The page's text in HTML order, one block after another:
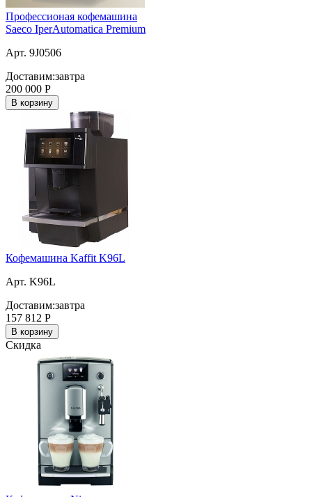
Профессионая кофемашина
Saeco IperAutomatica Premium
Арт. 9J0506
Доставим:завтра
200 000 Р
В корзину
Кофемашина Kaffit K96L
Арт. K96L
Доставим:завтра
157 812 Р
В корзину
Скидка